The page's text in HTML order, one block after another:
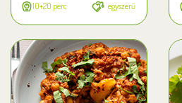
10+20 perc egyszerű